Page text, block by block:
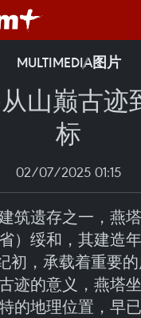
MULTIMEDIA图片
山巅古迹
标
02/07/2025 01:15
筑遗存之一，燕
）绥和，其建造
初，承载着重要
迹的意义，燕塔
的地理位置，早